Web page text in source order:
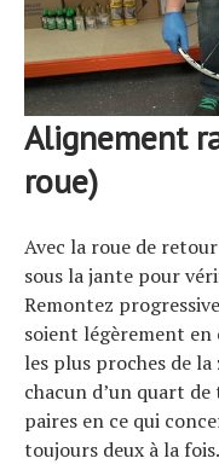
Alignement
roue)
Avec la roue de
sous la jante pour
Remontez
soient légèrement
les plus proches de
chacun d’un quart
paires en ce qui
toujours deux à la fois.